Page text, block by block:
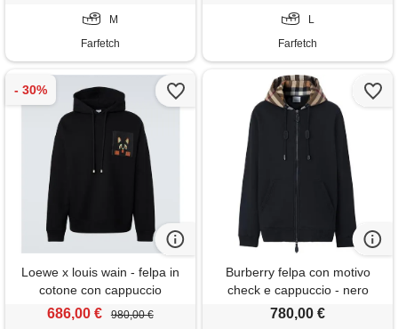
M
Farfetch
L
Farfetch
Loewe x louis wain - felpa in
cotone con cappuccio
686,00 € 980,00 €
Burberry felpa con motivo
check e cappuccio - nero
780,00 €